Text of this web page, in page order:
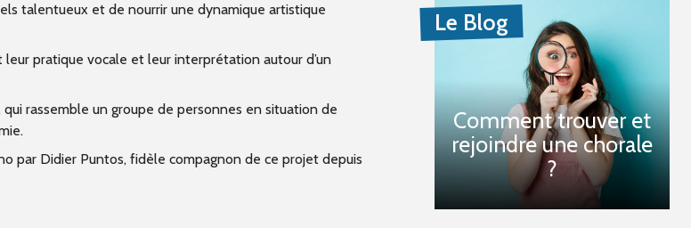
talentueux et de nourrir une dynamique artistique
pratique vocale et leur interprétation autour d’un
rassemble un groupe de personnes en situation de
par Didier Puntos, fidèle compagnon de ce projet depuis
Le Blog
Comment trouver et
rejoindre une chorale
?